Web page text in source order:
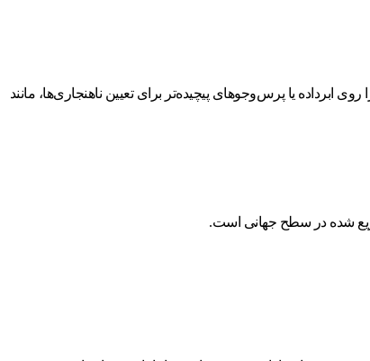
ابرداده یا پرس‌و‌جوهای پیچیده‌تر برای تعیین ناهنجاری‌ها، مانند